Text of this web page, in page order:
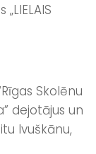
Skolēnu
dejotājus un
Ivuškānu,